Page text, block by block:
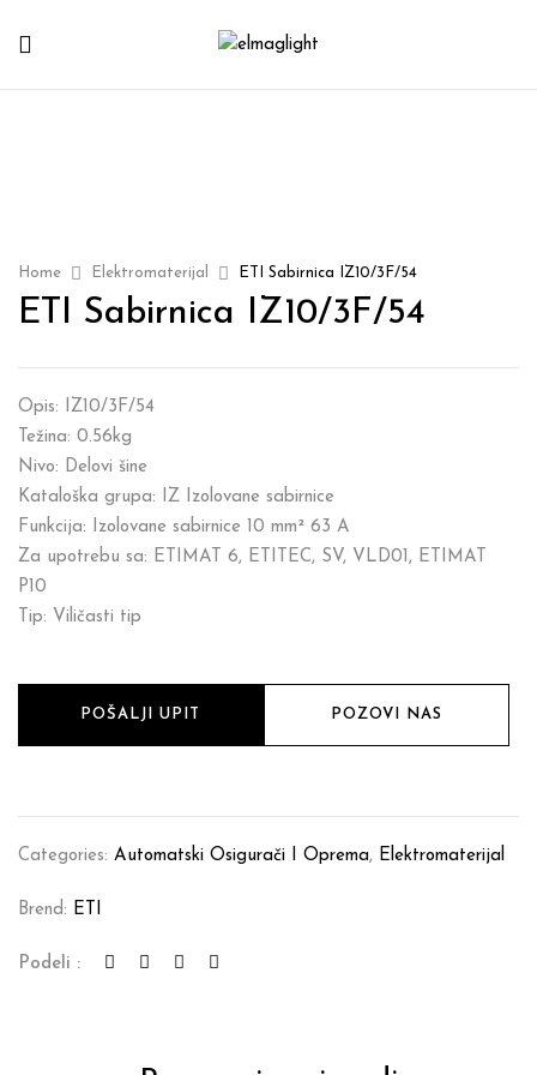
Home Elektromaterijal ETI Sabirnica IZ10/3F/54
ETI Sabirnica IZ10/3F/54
Opis: IZ10/3F/54
Težina: 0.56kg
Nivo: Delovi šine
Kataloška grupa: IZ Izolovane sabirnice
Funkcija: Izolovane sabirnice 10 mm² 63 A
Za upotrebu sa: ETIMAT 6, ETITEC, SV, VLD01, ETIMAT
P10
Tip: Viličasti tip
POŠALJI UPIT POZOVI NAS
Categories: Automatski Osigurači I Oprema, Elektromaterijal
Brend: ETI
Podeli :